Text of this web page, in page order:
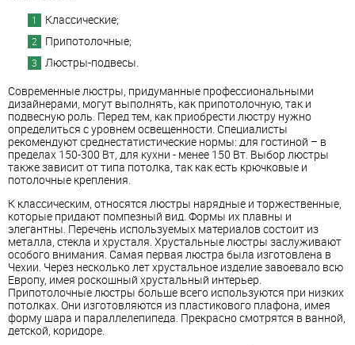
Классические;
Припотолочные;
Люстры-подвесы.
Современные люстры, придуманные профессиональными
дизайнерами, могут выполнять, как припотолочную, так и
подвесную роль. Перед тем, как приобрести люстру нужно
определиться с уровнем освещенности. Специалисты
рекомендуют среднестатистические нормы: для гостиной – в
пределах 150-300 Вт, для кухни - менее 150 Вт. Выбор люстры
также зависит от типа потолка, так как есть крючковые и
потолочные крепления.
К классическим, относятся люстры нарядные и торжественные,
которые придают помпезный вид. Формы их плавны и
элегантны. Перечень используемых материалов состоит из
металла, стекла и хрусталя. Хрустальные люстры заслуживают
особого внимания. Самая первая люстра была изготовлена в
Чехии. Через несколько лет хрустальное изделие завоевало всю
Европу, имея роскошный хрустальный интерьер.
Припотолочные люстры больше всего используются при низких
потолках. Они изготовляются из пластикового плафона, имея
форму шара и параллелепипеда. Прекрасно смотрятся в ванной,
детской, коридоре.